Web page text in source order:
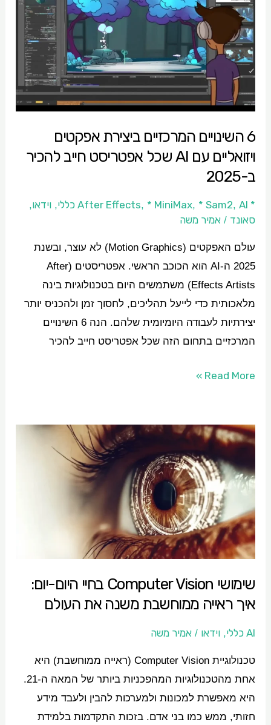
6 השינויים המרכזיים ביצירת אפקטים
ויזואליים עם AI שכל אפטריסט חייב להכיר
ב-2025
* After Effects
, * MiniMax, * Sam2, AI כללי ,וידאו,
סאונד /אמיר משה
עולם האפקטים (Motion Graphics) לא עוצר, ובשנת
2025 ה-AI הוא הכוכב הראשי. אפטריסטים (After
Effects Artists) משתמשים היום בטכנולוגיות בינה
מלאכותית כדי לייעל תהליכים, לחסוך זמן ולהכניס יותר
יצירתיות לעבודה היומיומית שלהם. הנה 6 השינויים
המרכזיים בתחום הזה שכל אפטריסט חייב להכיר
השינויים
המרכזיים
ביצירת
אפקטים
ויזואליים
עם
שכל
אפטריסט
חייב
ב-2025
Read More »
שימושי Computer Vision בחיי היום-יום:
איך ראייה ממוחשבת משנה את העולם
AI כללי ,וידאו /אמיר משה
טכנולוגיית Computer Vision (ראייה ממוחשבת) היא
אחת מהטכנולוגיות המהפכניות ביותר של המאה ה-21.
היא מאפשרת למכונות ולמערכות להבין ולעבד מידע
חזותי, ממש כמו בני אדם. בזכות התקדמות בלמידת
שימושי
Computer
Vision
בחיי
היום-יום:
איך
ראייה
משנה
את